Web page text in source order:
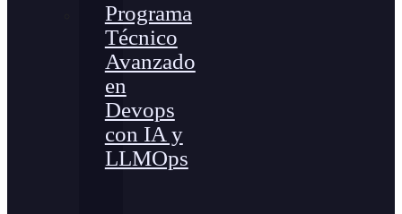
Programa
Técnico
Avanzado
en
Devops
con IA y
LLMOps